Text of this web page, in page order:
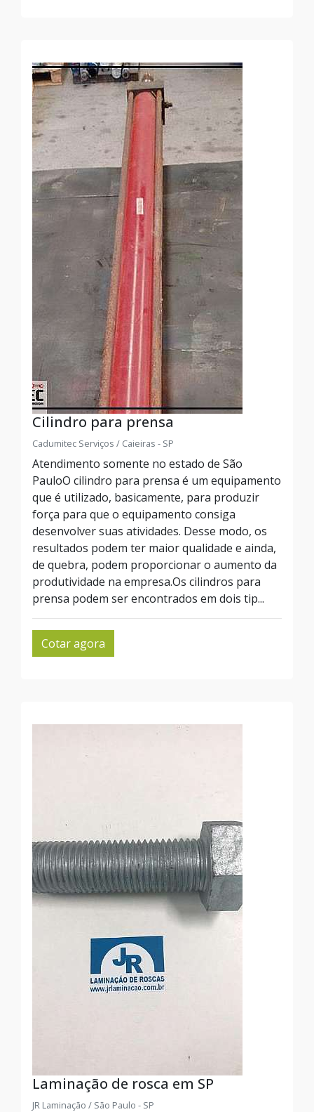
Cilindro para prensa
Cadumitec Serviços / Caieiras - SP
Atendimento somente no estado de São
PauloO cilindro para prensa é um equipamento
que é utilizado, basicamente, para produzir
força para que o equipamento consiga
desenvolver suas atividades. Desse modo, os
resultados podem ter maior qualidade e ainda,
de quebra, podem proporcionar o aumento da
produtividade na empresa.Os cilindros para
prensa podem ser encontrados em dois tip...
Cotar agora
Laminação de rosca em SP
JR Laminação / São Paulo - SP